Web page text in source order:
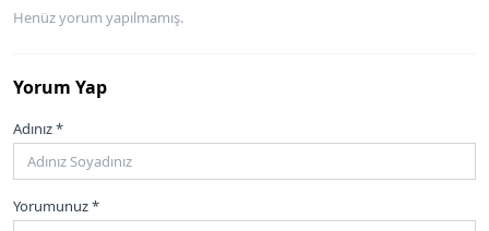
Henüz yorum yapılmamış.
Yorum Yap
Adınız *
Yorumunuz *